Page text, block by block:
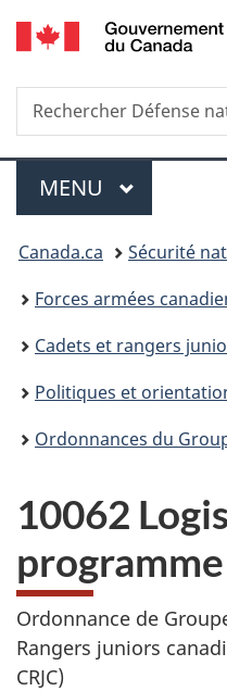
Recherche
Rechercher
Défense
Menu
MENU PRINCIPAL
Vous
êtes
ici :
Canada.ca
Sécurité
Forces armées
Cadets et rangers
Politiques et orientations du
Ordonnances du Groupe des
10062
programme
Ordonnance de
Rangers juniors
CRJC)